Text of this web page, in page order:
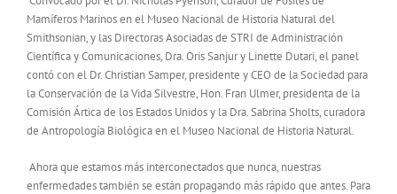
Mamíferos Marinos en el Museo Nacional de Historia Natural del
Smithsonian, y las Directoras Asociadas de STRI de Administración
Científica y Comunicaciones, Dra. Oris Sanjur y Linette Dutari, el panel
contó con el Dr. Christian Samper, presidente y CEO de la Sociedad para
la Conservación de la Vida Silvestre, Hon. Fran Ulmer, presidenta de la
Comisión Ártica de los Estados Unidos y la Dra. Sabrina Sholts, curadora
de Antropología Biológica en el Museo Nacional de Historia Natural.
Ahora que estamos más interconectados que nunca, nuestras
enfermedades también se están propagando más rápido que antes. Para